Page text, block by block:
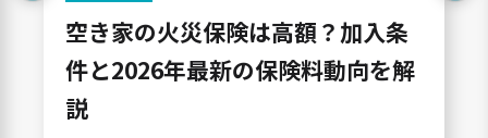
空き家の火災保険は高額？加入条
件と2026年最新の保険料動向を解
説